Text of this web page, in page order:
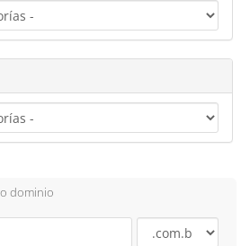
dominio